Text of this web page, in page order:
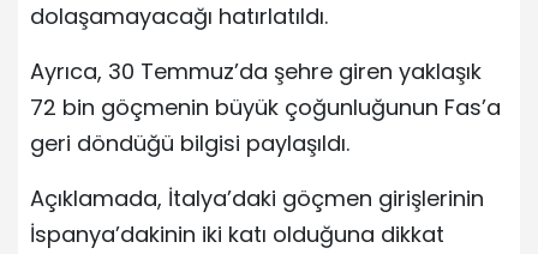
dolaşamayacağı hatırlatıldı.
Ayrıca, 30 Temmuz’da şehre giren yaklaşık
72 bin göçmenin büyük çoğunluğunun Fas’a
geri döndüğü bilgisi paylaşıldı.
Açıklamada, İtalya’daki göçmen girişlerinin
İspanya’dakinin iki katı olduğuna dikkat